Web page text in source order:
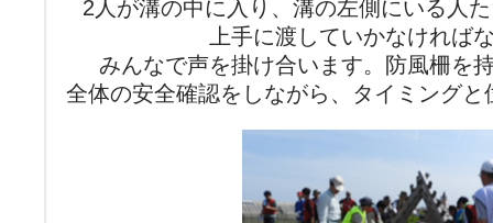
2人が溝の中に入り、溝の左側にいる人
上手に渡していかなければ
みんなで声を掛け合います。防風柵を
全体の安全確認をしながら、タイミング